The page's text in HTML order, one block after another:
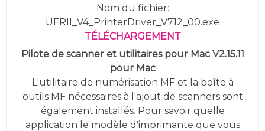
Nom du fichier:
UFRII_V4_PrinterDriver_V712_00.exe
TÉLÉCHARGEMENT
Pilote de scanner et utilitaires pour Mac V2.15.11
pour Mac
L'utilitaire de numérisation MF et la boîte à
outils MF nécessaires à l'ajout de scanners sont
également installés. Pour savoir quelle
application le modèle d'imprimante que vous